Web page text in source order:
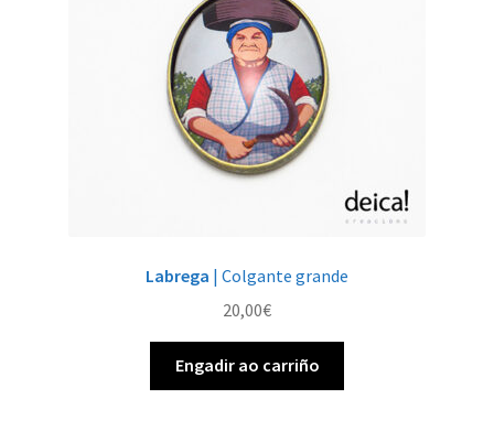
Labrega | Colgante grande
20,00€
Engadir ao carriño